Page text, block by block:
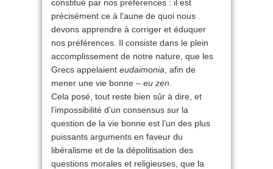
constitué par nos préférences : il est
précisément ce à l’aune de quoi nous
devons apprendre à corriger et éduquer
nos préférences. Il consiste dans le plein
accomplissement de notre nature, que les
Grecs appelaient eudaimonia , afin de
mener une vie bonne – eu zen
Cela posé, tout reste bien sûr à dire, et
l’impossibilité d’un consensus sur la
question de la vie bonne est l’un des plus
puissants arguments en faveur du
libéralisme et de la dépolitisation des
questions morales et religieuses, que la